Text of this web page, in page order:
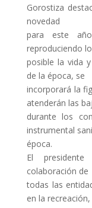
Gorostiza
novedad
para este
reproduciendo
posible la vida
de la época, se
incorporará la
atenderán las
durante los
instrumental
época.
El
colaboración de
todas las
en la recreación,